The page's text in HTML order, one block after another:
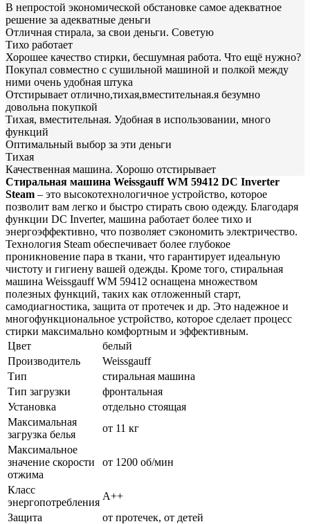
В непростой экономической обстановке самое адекватное
решение за адекватные деньги
Отличная стирала, за свои деньги. Советую
Тихо работает
Хорошее качество стирки, бесшумная работа. Что ещё нужно?
Покупал совместно с сушильной машиной и полкой между
ними очень удобная штука
Отстирывает отлично,тихая,вместительная.я безумно
довольна покупкой
Тихая, вместительная. Удобная в использовании, много
функций
Оптимальный выбор за эти деньги
Тихая
Качественная машина. Хорошо отстирывает
Стиральная машина Weissgauff WM 59412 DC Inverter
Steam – это высокотехнологичное устройство, которое
позволит вам легко и быстро стирать свою одежду. Благодаря
функции DC Inverter, машина работает более тихо и
энергоэффективно, что позволяет сэкономить электричество.
Технология Steam обеспечивает более глубокое
проникновение пара в ткани, что гарантирует идеальную
чистоту и гигиену вашей одежды. Кроме того, стиральная
машина Weissgauff WM 59412 оснащена множеством
полезных функций, таких как отложенный старт,
самодиагностика, защита от протечек и др. Это надежное и
многофункциональное устройство, которое сделает процесс
стирки максимально комфортным и эффективным.
Цвет
белый
Производитель
Weissgauff
Тип
стиральная машина
Тип загрузки
фронтальная
Установка
отдельно стоящая
Максимальная
загрузка белья
от 11 кг
Максимальное
значение скорости
отжима
от 1200 об/мин
Класс
энергопотребления
A++
Защита
от протечек, от детей